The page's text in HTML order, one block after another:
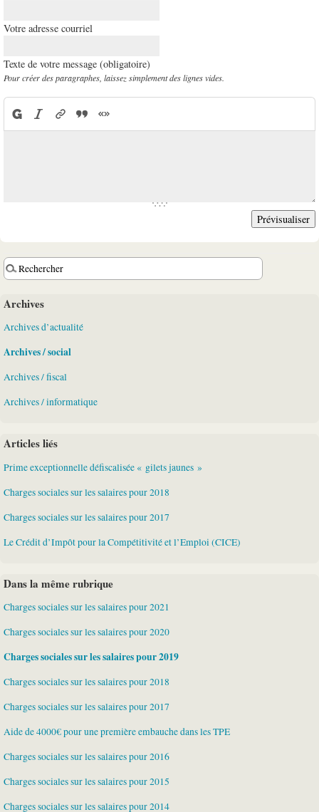
Votre adresse courriel
Texte de votre message (obligatoire)
Pour créer des paragraphes, laissez simplement des lignes vides.
Archives
Archives d’actualité
Archives / social
Archives / fiscal
Archives / informatique
Articles liés
Prime exceptionnelle défiscalisée « gilets jaunes »
Charges sociales sur les salaires pour 2018
Charges sociales sur les salaires pour 2017
Le Crédit d’Impôt pour la Compétitivité et l’Emploi (CICE)
Dans la même rubrique
Charges sociales sur les salaires pour 2021
Charges sociales sur les salaires pour 2020
Charges sociales sur les salaires pour 2019
Charges sociales sur les salaires pour 2018
Charges sociales sur les salaires pour 2017
Aide de 4000€ pour une première embauche dans les TPE
Charges sociales sur les salaires pour 2016
Charges sociales sur les salaires pour 2015
Charges sociales sur les salaires pour 2014